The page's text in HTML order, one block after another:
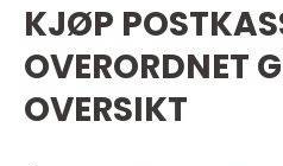
KJØP
OVERORDNET
OVERSIKT